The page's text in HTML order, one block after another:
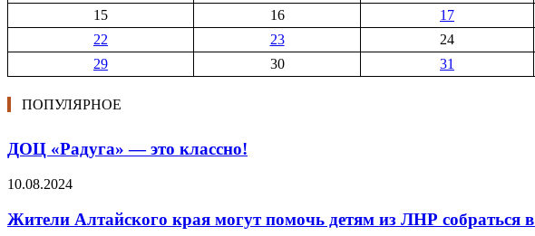
15
16 17
22
23 24
29
30
31
ПОПУЛЯРНОЕ
ДОЦ «Радуга» — это классно!
10.08.2024
Жители Алтайского края могут помочь детям из ЛНР собраться